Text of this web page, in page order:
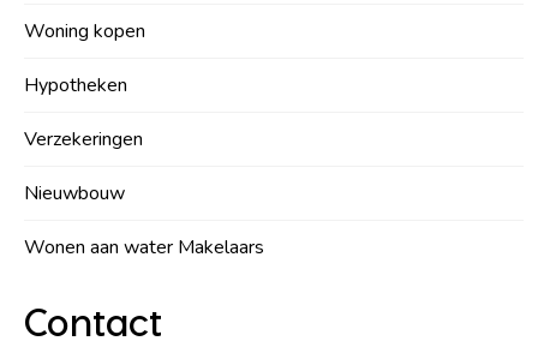
Woning kopen
Hypotheken
Verzekeringen
Nieuwbouw
Wonen aan water Makelaars
Contact